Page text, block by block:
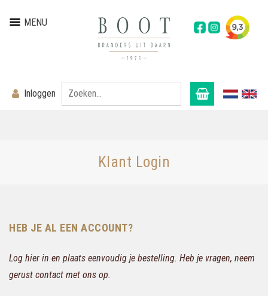
MENU
Inloggen
Klant Login
HEB JE AL EEN ACCOUNT?
Log hier in en plaats eenvoudig je bestelling. Heb je vragen, neem
gerust contact met ons op.